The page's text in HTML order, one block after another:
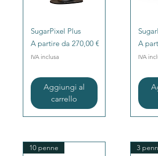
Vista rapida
SugarPixel Plus
A partire da 270,00 €
Prezzo scontato
IVA inclusa
Aggiungi al
carrello
A
IVA
10 penne 3